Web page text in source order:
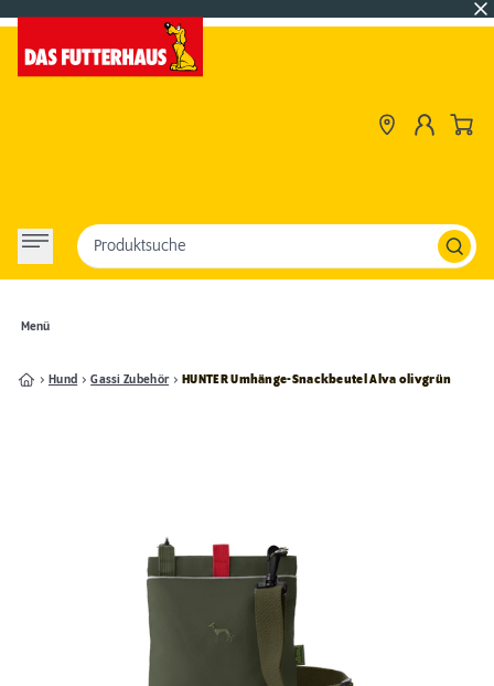
Menü
Produktsuche
Hund Gassi Zubehör HUNTER Umhänge-Snackbeutel Alva olivgrün